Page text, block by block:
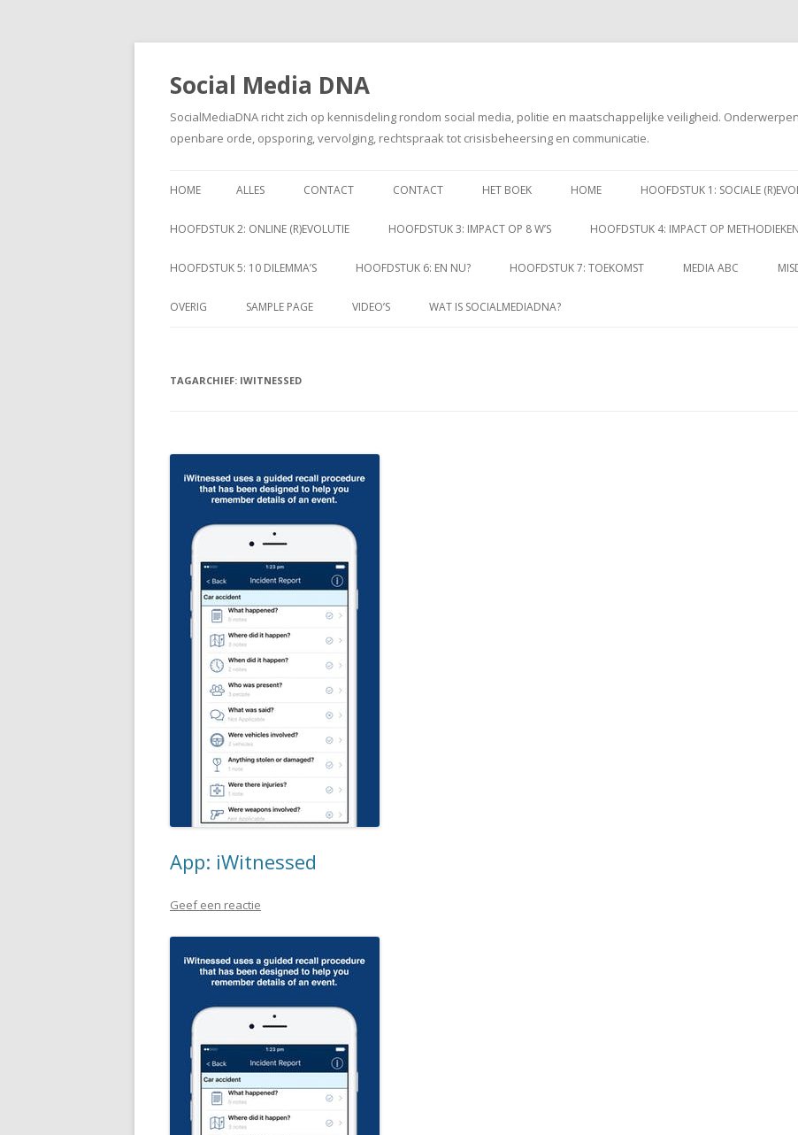
Social Media DNA
SocialMediaDNA richt zich op kennisdeling rondom social media, politie en maatschappelijke veiligheid.
openbare orde, opsporing, vervolging, rechtspraak tot crisisbeheersing en communicatie.
naar
HOME ALLES CONTACT CONTACT HET BOEK HOME HOOFDSTUK 1: SOCIALE
HOOFDSTUK 2: ONLINE (R)EVOLUTIE HOOFDSTUK 3: IMPACT OP 8 W’S HOOFDSTUK 4: IMPACT OP METHODIEKEN
HOOFDSTUK 5: 10 DILEMMA’S HOOFDSTUK 6: EN NU? HOOFDSTUK 7: TOEKOMST MEDIA ABC
OVERIG SAMPLE PAGE VIDEO’S WAT IS SOCIALMEDIADNA?
TAGARCHIEF: IWITNESSED
App: iWitnessed
Geef een reactie